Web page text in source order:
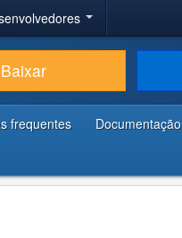
Baixar
frequentes